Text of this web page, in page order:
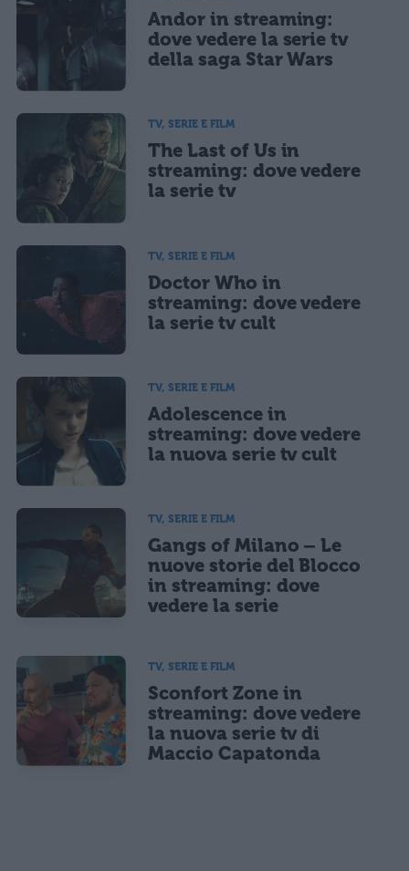
Andor in streaming:
dove vedere la serie tv
della saga Star Wars
TV, SERIE E FILM
The Last of Us in
streaming: dove vedere
la serie tv
TV, SERIE E FILM
Doctor Who in
streaming: dove vedere
la serie tv cult
TV, SERIE E FILM
Adolescence in
streaming: dove vedere
la nuova serie tv cult
TV, SERIE E FILM
Gangs of Milano – Le
nuove storie del Blocco
in streaming: dove
vedere la serie
TV, SERIE E FILM
Sconfort Zone in
streaming: dove vedere
la nuova serie tv di
Maccio Capatonda